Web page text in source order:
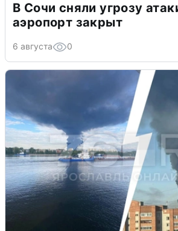
В Сочи сняли угрозу
аэропорт закрыт
6 августа 0